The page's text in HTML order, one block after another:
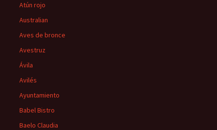
Atún rojo
Australian
Aves de bronce
Avestruz
Ávila
Avilés
Ayuntamiento
Babel Bistro
Baelo Claudia